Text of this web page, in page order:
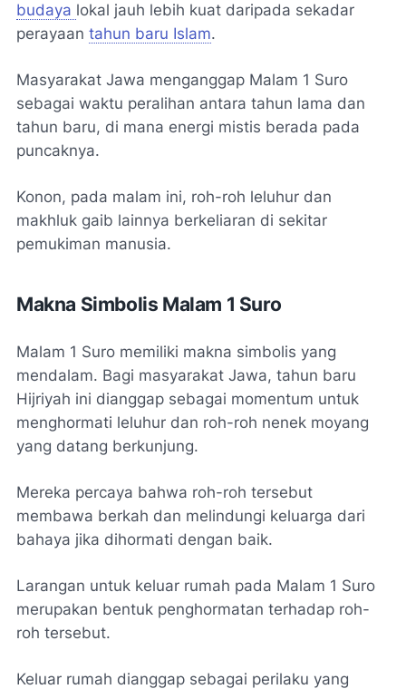
budaya lokal jauh lebih kuat daripada sekadar
perayaan tahun baru Islam.
Masyarakat Jawa menganggap Malam 1 Suro
sebagai waktu peralihan antara tahun lama dan
tahun baru, di mana energi mistis berada pada
puncaknya.
Konon, pada malam ini, roh-roh leluhur dan
makhluk gaib lainnya berkeliaran di sekitar
pemukiman manusia.
Makna Simbolis Malam 1 Suro
Malam 1 Suro memiliki makna simbolis yang
mendalam. Bagi masyarakat Jawa, tahun baru
Hijriyah ini dianggap sebagai momentum untuk
menghormati leluhur dan roh-roh nenek moyang
yang datang berkunjung.
Mereka percaya bahwa roh-roh tersebut
membawa berkah dan melindungi keluarga dari
bahaya jika dihormati dengan baik.
Larangan untuk keluar rumah pada Malam 1 Suro
merupakan bentuk penghormatan terhadap roh-
roh tersebut.
Keluar rumah dianggap sebagai perilaku yang